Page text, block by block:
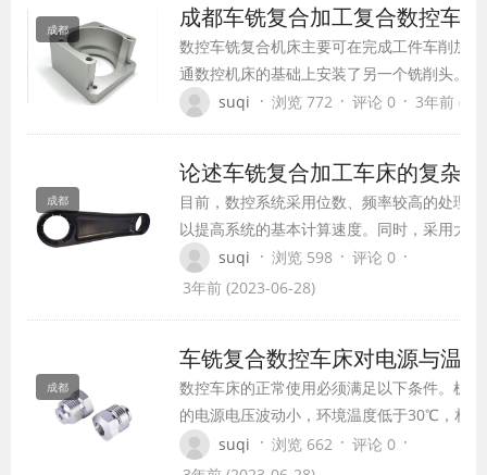
成都 成都车铣复合加工复合数控车
数控车铣复合机床主要可在完成工件车削加
通数控机床的基础上安装了另一个铣削头。
suqi · 浏览 772 · 评论 0 · 3年前
成都
论述车铣复合加工车床的复杂
目前，数控系统采用位数、频率较高的处理
以提高系统的基本计算速度。同时，采用大
成电路和多微处理器结构，提高系统的数据
能力，即提高插入式补充操作的速度和精度
suqi · 浏览 598 · 评论 0 ·
3年前 (2023-06-28)
成都
车铣复合数控车床对电源与温
数控车床的正常使用必须满足以下条件。机
的电源电压波动小，环境温度低于30℃，相
80%。然而，我们在一定程度上关注电源和
suqi · 浏览 662 · 评论 0 ·